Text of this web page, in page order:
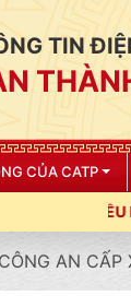
TIN
CỦA CATP
DỰNG NẾP
AN CẤP